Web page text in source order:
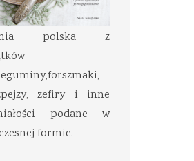
polska z
zefiry i inne
podane w
formie.